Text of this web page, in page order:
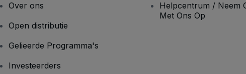
Over ons
Open distributie
Gelieerde Programma's
Investeerders
Helpcentrum / Neem
Met Ons Op